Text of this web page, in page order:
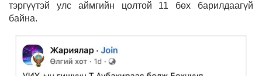
тэргүүтэй улс аймгийн цолтой 11 бөх барилдаагүй
байна.